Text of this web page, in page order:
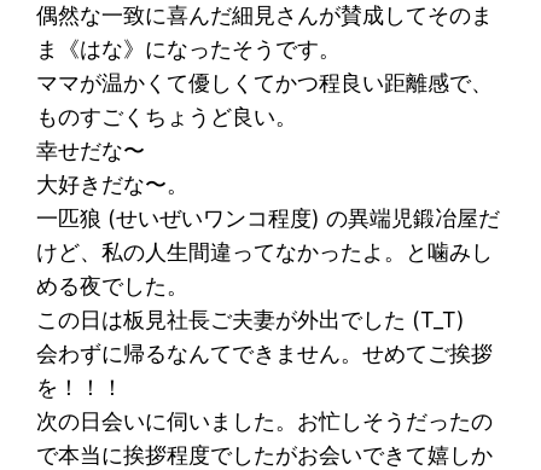
偶然な一致に喜んだ細見さんが賛成してそのま
ま《はな》になったそうです。
ママが温かくて優しくてかつ程良い距離感で、
ものすごくちょうど良い。
幸せだな〜
大好きだな〜。
一匹狼 (せいぜいワンコ程度) の異端児鍛冶屋だ
けど、私の人生間違ってなかったよ。と噛みし
める夜でした。
この日は板見社長ご夫妻が外出でした (T_T)
会わずに帰るなんてできません。せめてご挨拶
を！！！
次の日会いに伺いました。お忙しそうだったの
で本当に挨拶程度でしたがお会いできて嬉しか